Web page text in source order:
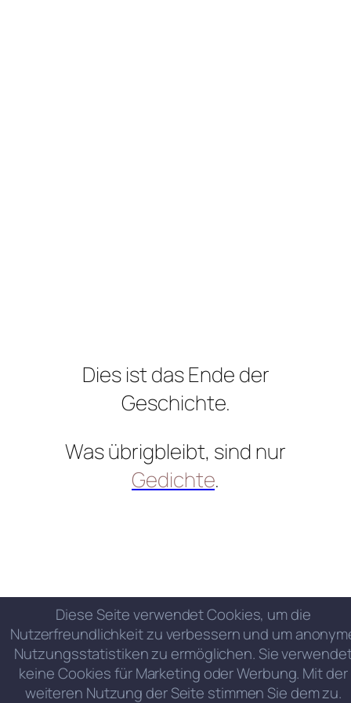
Dies ist das Ende der
Geschichte.
Was übrigbleibt, sind nur
Gedichte.
Diese Seite verwendet Cookies, um die
Nutzerfreundlichkeit zu verbessern und um
Nutzungsstatistiken zu ermöglichen. Sie
keine Cookies für Marketing oder Werbung. Mit der
weiteren Nutzung der Seite stimmen Sie dem zu.